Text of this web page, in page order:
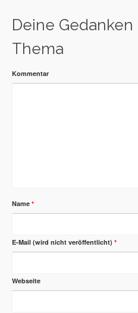
Deine
Thema
Kommentar
Name *
E-Mail (wird nicht veröffentlicht) *
Webseite